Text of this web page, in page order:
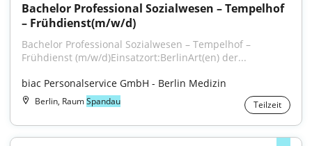
Bachelor Professional Sozialwesen – Tempelhof
– Frühdienst(m/w/d)
Bachelor Professional Sozialwesen – Tempelhof –
Frühdienst (m⁠/⁠w⁠/⁠d)Einsatzort:BerlinArt(en) der...
biac Personalservice GmbH - Berlin Medizin
Berlin, RaumSpandau Teilzeit